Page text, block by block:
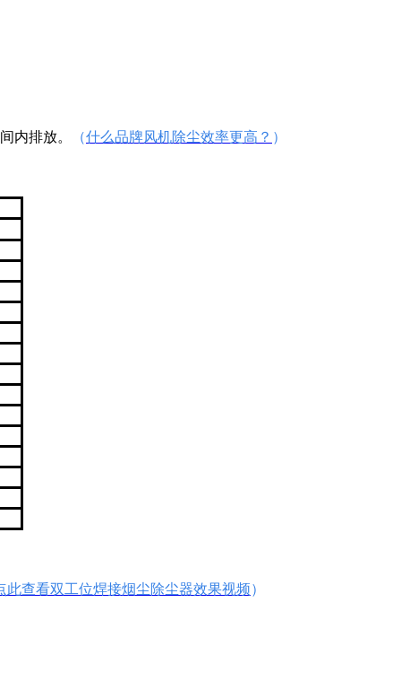
内排放。 （什么品牌风机除尘效率更高？ ）
此查看双工位焊接烟尘除尘器效果视频）